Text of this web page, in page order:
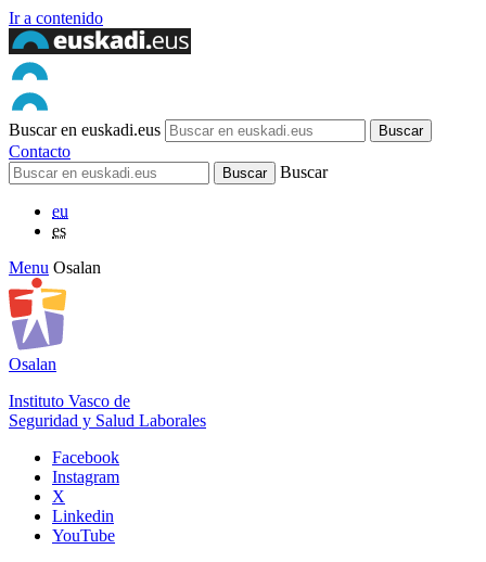
Ir a contenido
Buscar en euskadi.eus
Contacto
Buscar
eu
es
Menu Osalan
Osalan
Instituto Vasco de
Seguridad y Salud Laborales
Facebook
Instagram
X
Linkedin
YouTube